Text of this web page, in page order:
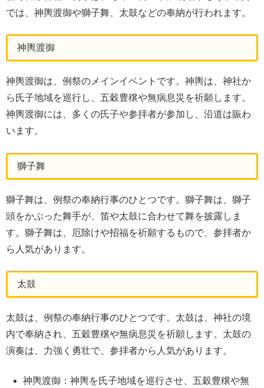
では、神輿渡御や獅子舞、太鼓などの奉納が行われます。
神輿渡御
神輿渡御は、例祭のメインイベントです。神輿は、神社か
ら氏子地域を巡行し、五穀豊穣や無病息災を祈願します。
神輿渡御には、多くの氏子や参拝者が参加し、沿道は賑わ
います。
獅子舞
獅子舞は、例祭の奉納行事のひとつです。獅子舞は、獅子
頭をかぶった舞手が、笛や太鼓に合わせて舞を披露しま
す。獅子舞は、厄除けや招福を祈願するもので、参拝者か
ら人気があります。
太鼓
太鼓は、例祭の奉納行事のひとつです。太鼓は、神社の境
内で奉納され、五穀豊穣や無病息災を祈願します。太鼓の
演奏は、力強く勇壮で、参拝者から人気があります。
神輿渡御：神輿を氏子地域を巡行させ、五穀豊穣や無